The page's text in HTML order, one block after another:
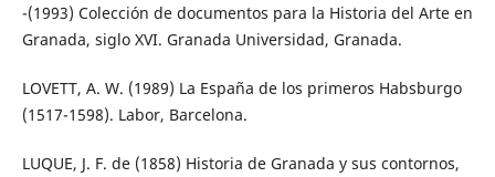
-(1993) Colección de documentos para la Historia del Arte en
Granada, siglo XVI. Granada Universidad, Granada.
LOVETT, A. W. (1989) La España de los primeros Habsburgo
(1517-1598). Labor, Barcelona.
LUQUE, J. F. de (1858) Historia de Granada y sus contornos,